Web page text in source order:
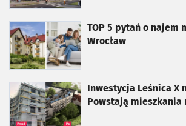
TOP 5 pytań o najem
Wrocław
otworzy się w nowej karcie
Inwestycja Leśnica X
Powstają mieszkania
otworzy się w nowej karcie